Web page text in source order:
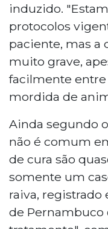
induzido.
protocolos
paciente, mas a
muito grave,
facilmente
mordida de
Ainda segundo
não é comum
de cura são
somente um
raiva,
de Pernambuco